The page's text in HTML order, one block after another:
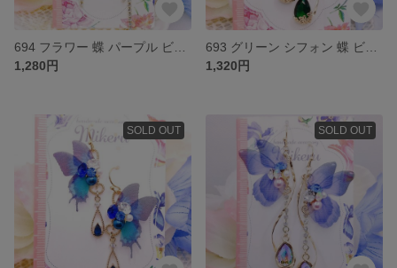
1,280円
1,320円
SOLD OUT SOLD OUT